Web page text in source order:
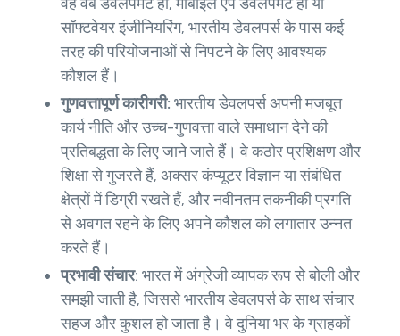
सॉफ्टवेयर इंजीनियरिंग, भारतीय डेवलपर्स के पास कई
तरह की परियोजनाओं से निपटने के लिए आवश्यक
कौशल हैं।
गुणवत्तापूर्ण कारीगरी: भारतीय डेवलपर्स अपनी मजबूत
कार्य नीति और उच्च-गुणवत्ता वाले समाधान देने की
प्रतिबद्धता के लिए जाने जाते हैं। वे कठोर प्रशिक्षण और
शिक्षा से गुजरते हैं, अक्सर कंप्यूटर विज्ञान या संबंधित
क्षेत्रों में डिग्री रखते हैं, और नवीनतम तकनीकी प्रगति
से अवगत रहने के लिए अपने कौशल को लगातार उन्नत
करते हैं।
प्रभावी संचार: भारत में अंग्रेजी व्यापक रूप से बोली और
समझी जाती है, जिससे भारतीय डेवलपर्स के साथ संचार
सहज और कुशल हो जाता है। वे दुनिया भर के ग्राहकों